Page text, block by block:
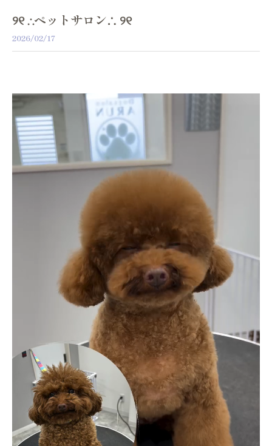
୨୧ ∴ペットサロン∴ ୨୧
2026/02/17